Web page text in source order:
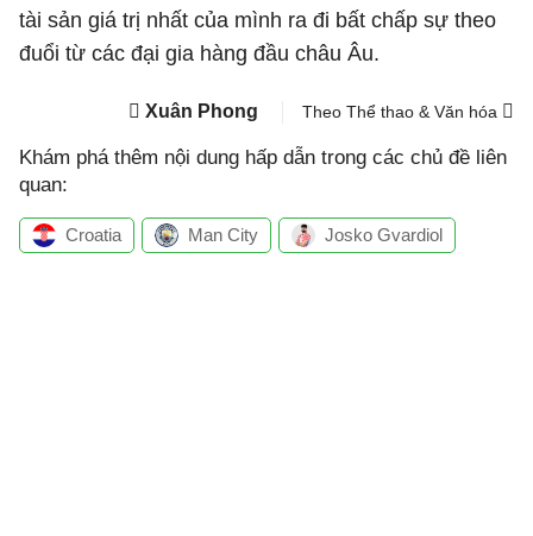
tài sản giá trị nhất của mình ra đi bất chấp sự theo
đuổi từ các đại gia hàng đầu châu Âu.
Xuân Phong Theo Thể thao & Văn hóa
Khám phá thêm nội dung hấp dẫn trong các chủ đề liên
quan:
Croatia Man City Josko Gvardiol